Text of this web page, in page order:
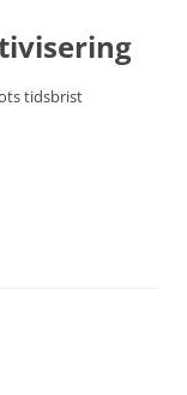
tidsbrist